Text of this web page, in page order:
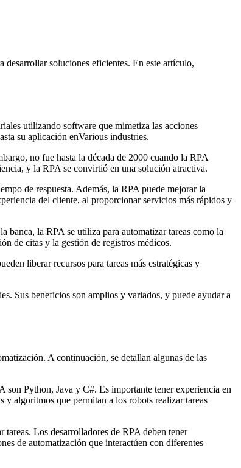
soluciones eficientes. En este artículo,
utilizando software que mimetiza las acciones
su aplicación enVarious industries.
no fue hasta la década de 2000 cuando la RPA
y la RPA se convirtió en una solución atractiva.
de respuesta. Además, la RPA puede mejorar la
del cliente, al proporcionar servicios más rápidos y
banca, la RPA se utiliza para automatizar tareas como la
de citas y la gestión de registros médicos.
liberar recursos para tareas más estratégicas y
Sus beneficios son amplios y variados, y puede ayudar a
A continuación, se detallan algunas de las
Python, Java y C#. Es importante tener experiencia en
y algoritmos que permitan a los robots realizar tareas
tareas. Los desarrolladores de RPA deben tener
de automatización que interactúen con diferentes